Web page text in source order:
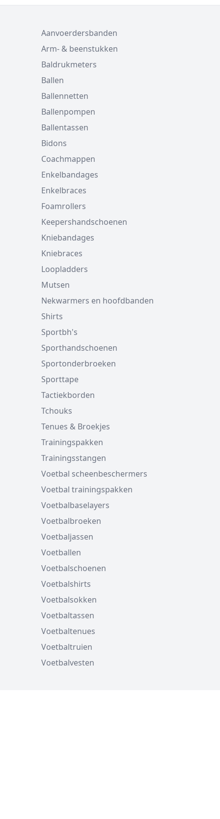
Aanvoerdersbanden
Arm- & beenstukken
Baldrukmeters
Ballen
Ballennetten
Ballenpompen
Ballentassen
Bidons
Coachmappen
Enkelbandages
Enkelbraces
Foamrollers
Keepershandschoenen
Kniebandages
Kniebraces
Loopladders
Mutsen
Nekwarmers en hoofdbanden
Shirts
Sportbh's
Sporthandschoenen
Sportonderbroeken
Sporttape
Tactiekborden
Tchouks
Tenues & Broekjes
Trainingspakken
Trainingsstangen
Voetbal scheenbeschermers
Voetbal trainingspakken
Voetbalbaselayers
Voetbalbroeken
Voetbaljassen
Voetballen
Voetbalschoenen
Voetbalshirts
Voetbalsokken
Voetbaltassen
Voetbaltenues
Voetbaltruien
Voetbalvesten